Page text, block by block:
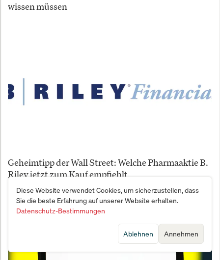
wissen müssen
Geheimtipp der Wall Street: Welche Pharmaaktie B.
Riley jetzt zum Kauf empfiehlt
Diese Website verwendet Cookies, um sicherzustellen, dass
Sie die beste Erfahrung auf unserer Website erhalten.
Datenschutz-Bestimmungen
Annehmen
Ablehnen